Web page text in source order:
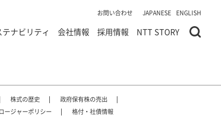
お問い合わせ JAPANESE ENGLISH
テナビリティ 会社情報 採用情報 NTT STORY
株式の歴史
政府保有株の売出
ージャーポリシー 格付・社債情報